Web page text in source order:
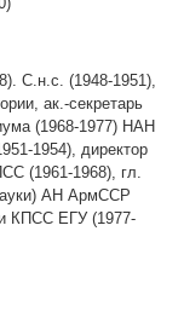
С.н.с. (1948-1951),
ак.-секретарь
(1968-1977) НАН
1954), директор
(1961-1968), гл.
АН АрмССР
КПСС ЕГУ (1977-